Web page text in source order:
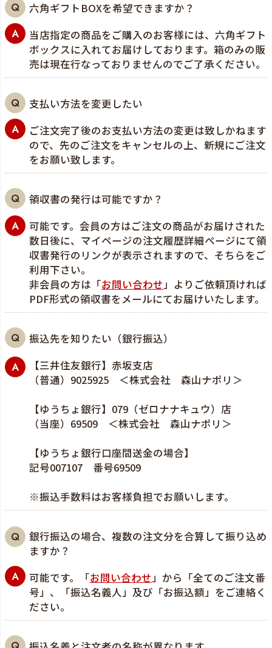
六角ギフトBOXを希望できますか？
当店指定の商品をご購入のお客様には、六角ギフト
ボックスに入れてお届けしております。箱のみの販
売は現在行なっておりませんのでご了承ください。
支払い方法を変更したい
ご注文完了後のお支払い方法の変更は致しかねます
ので、先のご注文をキャンセルの上、新規にご注文
をお願い致します。
領収書の発行は可能ですか？
可能です。会員の方はご注文の商品がお届けされた
数日後に、マイページの注文履歴詳細ページにて領
収書発行のリンクが表示されますので、そちらをご
利用下さい。
非会員の方は「お問い合わせ」よりご依頼頂ければ
PDF形式の領収書をメールにてお届けいたします。
振込先を知りたい（銀行振込）
【三井住友銀行】赤坂支店
（普通）9025925 ＜株式会社 森山ナポリ＞
【ゆうちょ銀行】079（ゼロナナキュウ）店
（当座）69509 ＜株式会社 森山ナポリ＞
【ゆうちょ銀行口座間送金の場合】
記号007107 番号69509
※振込手数料はお客様負担でお願いします。
銀行振込の場合、複数の注文分を合算して振り込め
ますか？
可能です。「お問い合わせ」から「全てのご注文番
号」、「振込名義人」及び「お振込額」をご連絡く
ださい。